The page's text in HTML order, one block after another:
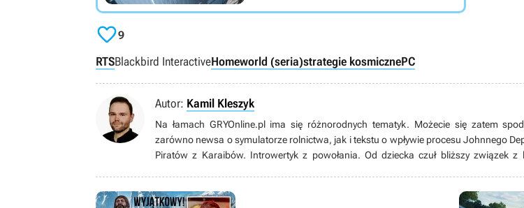
9
RTSBlackbird InteractiveHomeworld (seria)strategie kosmicznePC
Autor: Kamil Kleszyk
Na łamach GRYOnline.pl ima się różnorodnych tematyk. Możecie się zatem
zarówno newsa o symulatorze rolnictwa, jak i tekstu o wpływie procesu Johnnego
Piratów z Karaibów. Introwertyk z powołania. Od dziecka czuł bliższy związek z
którym jest dzisiaj.